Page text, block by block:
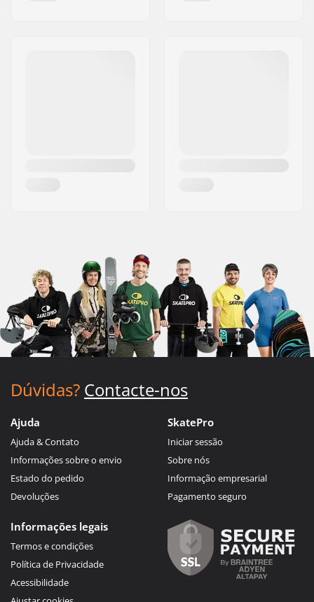
Dúvidas? Contacte-nos
Ajuda
Ajuda & Contato
Informações sobre o envio
Estado do pedido
Devoluções
SkatePro
Iniciar sessão
Sobre nós
Informação empresarial
Pagamento seguro
Informações legais
Termos e condições
Política de Privacidade
Acessibilidade